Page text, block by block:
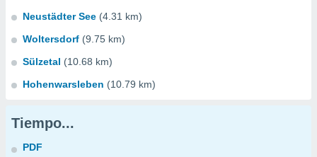
Neustädter See (4.31 km)
Woltersdorf (9.75 km)
Sülzetal (10.68 km)
Hohenwarsleben (10.79 km)
Tiempo...
PDF